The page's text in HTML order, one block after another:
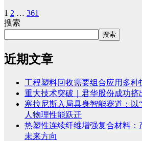
1 2 … 361
搜索
搜索
近期文章
工程塑料回收需要组合应用多种
重大技术突破｜君华股份成功挤
塞拉尼斯入局具身智能赛道：以
人物理性能跃迁
热塑性连续纤维增强复合材料：
未来方向